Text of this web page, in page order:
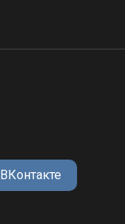
ВКонтакте